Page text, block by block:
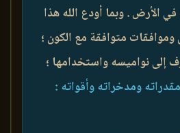
الأرض . وبما أودع الله هذا
متوافقة مع الكون ؛
إلى نواميسه واستخدامها ؛
ومدخراته وأقواته :